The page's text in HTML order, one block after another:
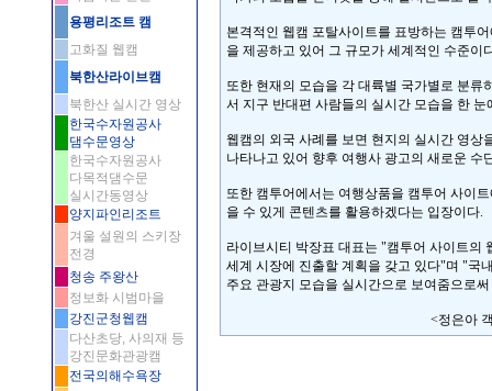
용평리조트 캠
고화질 웹캠
북한산라이브캠
북한산 실시간 영상
한국수자원공사
댐수문영상
한국수자원공사
다목적댐수문
실시간동영상
양지파인리조트
겨울 설원의 스키장
전경
청송 주왕산
정보화 시범마을
강진군청웹캠
다산초당, 사의재 등
강진문화관광캠
전국의해수욕장
본격적인 웹캠 포탈사이트를 표방하는 캠투
을 제공하고 있어 그 규모가 세계적인 수준이
또한 현재의 모습을 각 대륙별 국가별로 분류
서 지구 반대편 사람들의 실시간 모습을 한 눈
웹캠의 외국 사례를 보면 현지의 실시간 영상
나타나고 있어 향후 여행사 광고의 새로운 수
또한 캠투어에서는 여행상품을 캠투어 사이
을 수 있게 콘텐츠를 활용하겠다는 입장이다.
라이브시티 박장표 대표는 "캠투어 사이트의
세계 시장에 진출할 계획을 갖고 있다"며 "국
주요 관광지 모습을 실시간으로 보여줌으로
<정은아 객원기자